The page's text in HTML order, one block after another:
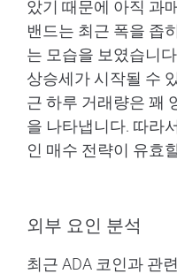
았기 때문에 아직 과
밴드는 최근 폭을 좁
는 모습을 보였습니
상승세가 시작될 수
근 하루 거래량은 꽤
을 나타냅니다. 따라
인 매수 전략이 유효
외부 요인 분석
최근 ADA 코인과 관